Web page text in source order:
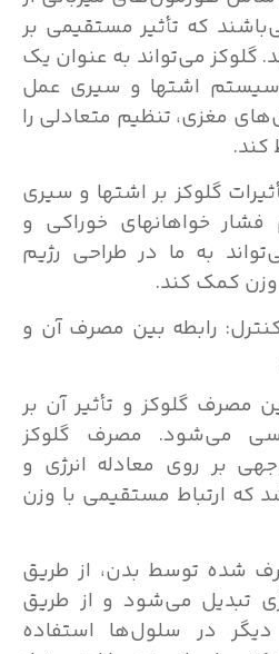
که تأثیر مستقیمی بر
گلوکز می‌تواند به عنوان یک
سیستم اشتها و سیری عمل
مغزی، تنظیم متعادلی را
کند.
گلوکز بر اشتها و سیری
خواهانهای خوراکی و
به ما در طراحی رژیم
کمک کند.
کنترل: رابطه بین مصرف آن و
مصرف گلوکز و تأثیر آن بر
می‌شود. مصرف گلوکز
بر روی معادله انرژی و
که ارتباط مستقیمی با وزن
شده توسط بدن، از طریق
تبدیل می‌شود و از طریق
در سلول‌ها استفاده